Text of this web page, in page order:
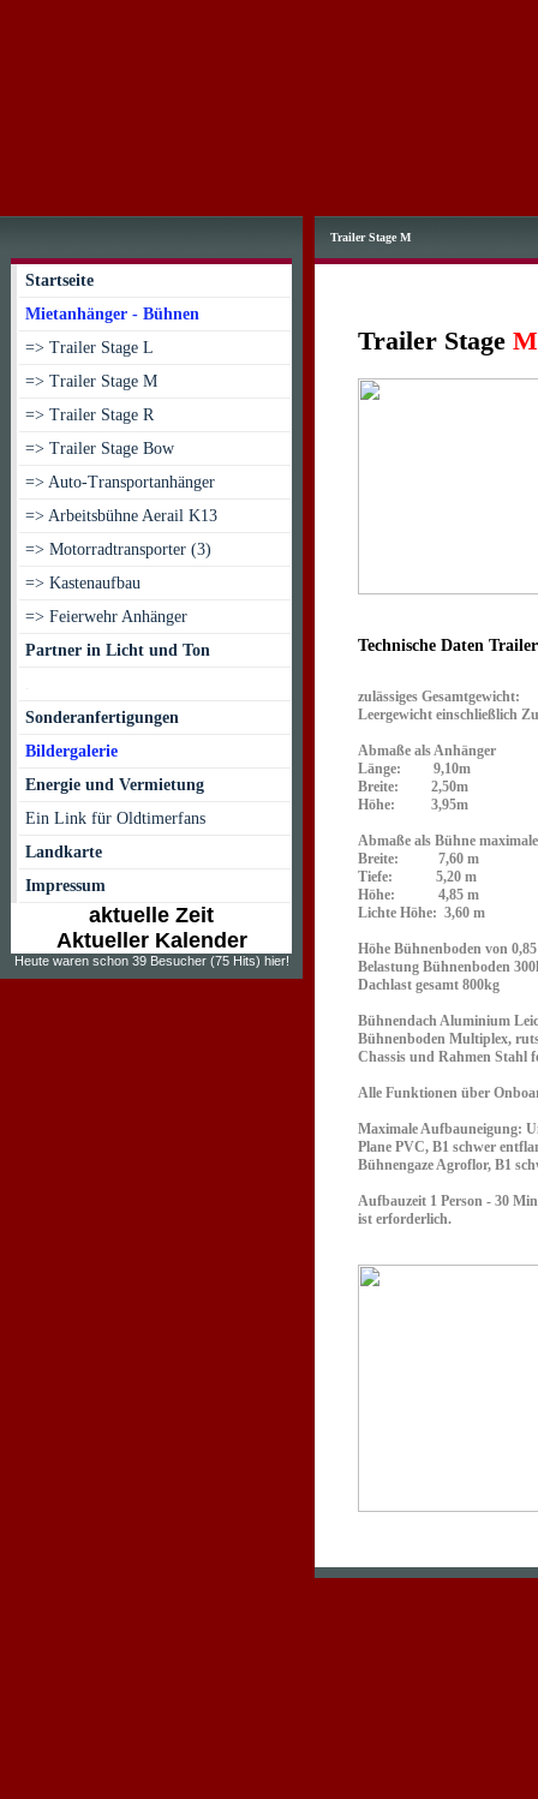
Startseite
Mietanhänger - Bühnen
=> Trailer Stage L
=> Trailer Stage M
=> Trailer Stage R
=> Trailer Stage Bow
=> Auto-Transportanhänger
=> Arbeitsbühne Aerail K13
=> Motorradtransporter (3)
=> Kastenaufbau
=> Feierwehr Anhänger
Partner in Licht und Ton
Sonderanfertigungen
Bildergalerie
Energie und Vermietung
Ein Link für Oldtimerfans
Landkarte
Impressum
aktuelle Zeit
Aktueller Kalender
Heute waren schon 39 Besucher (75 Hits) hier!
Trailer Stage M
Trailer Stage M
Technische Daten
zulässiges
Leergewicht
Abmaße als Anhänger
Länge: 9,10m
Breite: 2,50m
Höhe: 3,95m
Abmaße als Bühne
Breite: 7,60 m
Tiefe: 5,20 m
Höhe: 4,85 m
Lichte Höhe: 3,60 m
Höhe Bühnenboden von
Belastung Bühnenboden
Dachlast gesamt 800kg
Bühnendach Aluminium
Bühnenboden Multiplex,
Chassis und Rahmen Stahl
Alle Funktionen über
Maximale Aufbauneigung:
Plane PVC, B1 schwer
Bühnengaze Agroflor, B1
Aufbauzeit 1 Person - 30
ist erforderlich.